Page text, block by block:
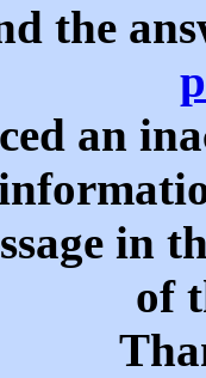
the
an
in
of